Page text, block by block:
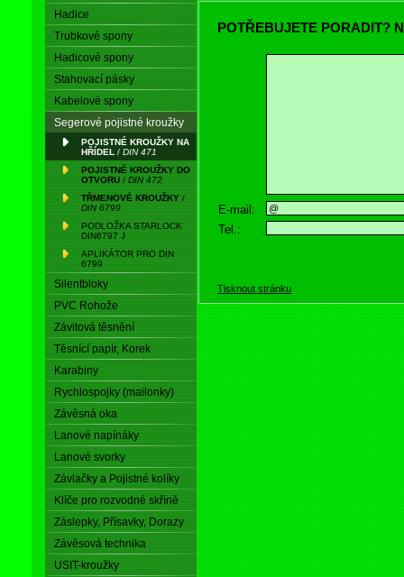
Hadice
Trubkové spony
Hadicové spony
Stahovací pásky
Kabelové spony
Segerové pojistné kroužky
POJISTNÉ KROUŽKY NA
HŘÍDEL / DIN 471
POJISTNÉ KROUŽKY DO
OTVORU / DIN 472
TŘMENOVÉ KROUŽKY /
DIN 6799
PODLOŽKA STARLOCK
DIN6797 J
APLIKÁTOR PRO DIN
6799
Silentbloky
PVC Rohože
Závitová těsnění
Těsnící papír, Korek
Karabiny
Rychlospojky (mailonky)
Závěsná oka
Lanové napínáky
Lanové svorky
Závlačky a Pojistné kolíky
Klíče pro rozvodné skříně
Záslepky, Přísavky, Dorazy
Závěsová technika
USIT-kroužky
POTŘEBUJETE PORADIT?
E-mail:
Tel.:
Tisknout stránku